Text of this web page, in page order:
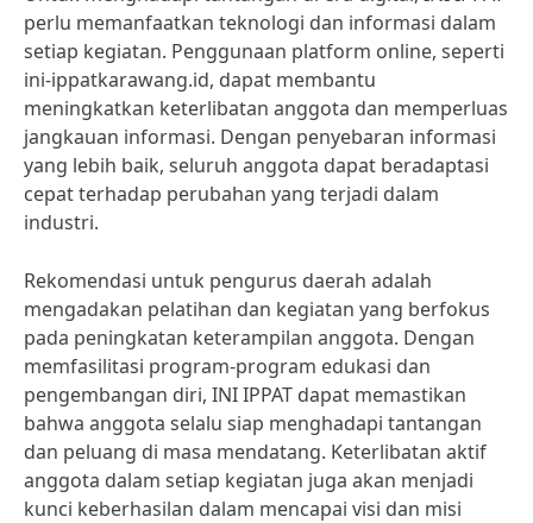
perlu memanfaatkan teknologi dan informasi dalam
setiap kegiatan. Penggunaan platform online, seperti
ini-ippatkarawang.id, dapat membantu
meningkatkan keterlibatan anggota dan memperluas
jangkauan informasi. Dengan penyebaran informasi
yang lebih baik, seluruh anggota dapat beradaptasi
cepat terhadap perubahan yang terjadi dalam
industri.
Rekomendasi untuk pengurus daerah adalah
mengadakan pelatihan dan kegiatan yang berfokus
pada peningkatan keterampilan anggota. Dengan
memfasilitasi program-program edukasi dan
pengembangan diri, INI IPPAT dapat memastikan
bahwa anggota selalu siap menghadapi tantangan
dan peluang di masa mendatang. Keterlibatan aktif
anggota dalam setiap kegiatan juga akan menjadi
kunci keberhasilan dalam mencapai visi dan misi